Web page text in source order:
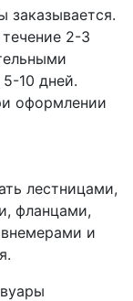
заказывается.
2-3
10 дней.
оформлении
лестницами,
фланцами,
и